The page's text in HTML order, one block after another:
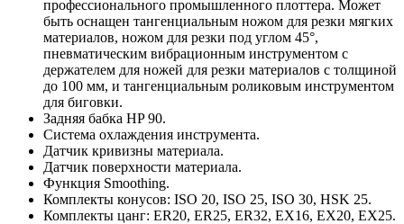
профессионального промышленного плоттера. Может
быть оснащен тангенциальным ножом для резки мягких
материалов, ножом для резки под углом 45°,
пневматическим вибрационным инструментом с
держателем для ножей для резки материалов с толщиной
до 100 мм, и тангенциальным роликовым инструментом
для биговки.
Задняя бабка HP 90.
Система охлаждения инструмента.
Датчик кривизны материала.
Датчик поверхности материала.
Функция Smoothing.
Комплекты конусов: ISO 20, ISO 25, ISO 30, HSK 25.
Комплекты цанг: ER20, ER25, ER32, EX16, EX20, EX25.